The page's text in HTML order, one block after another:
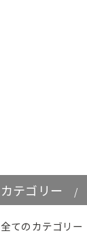
カテゴリー
全てのカテゴリー